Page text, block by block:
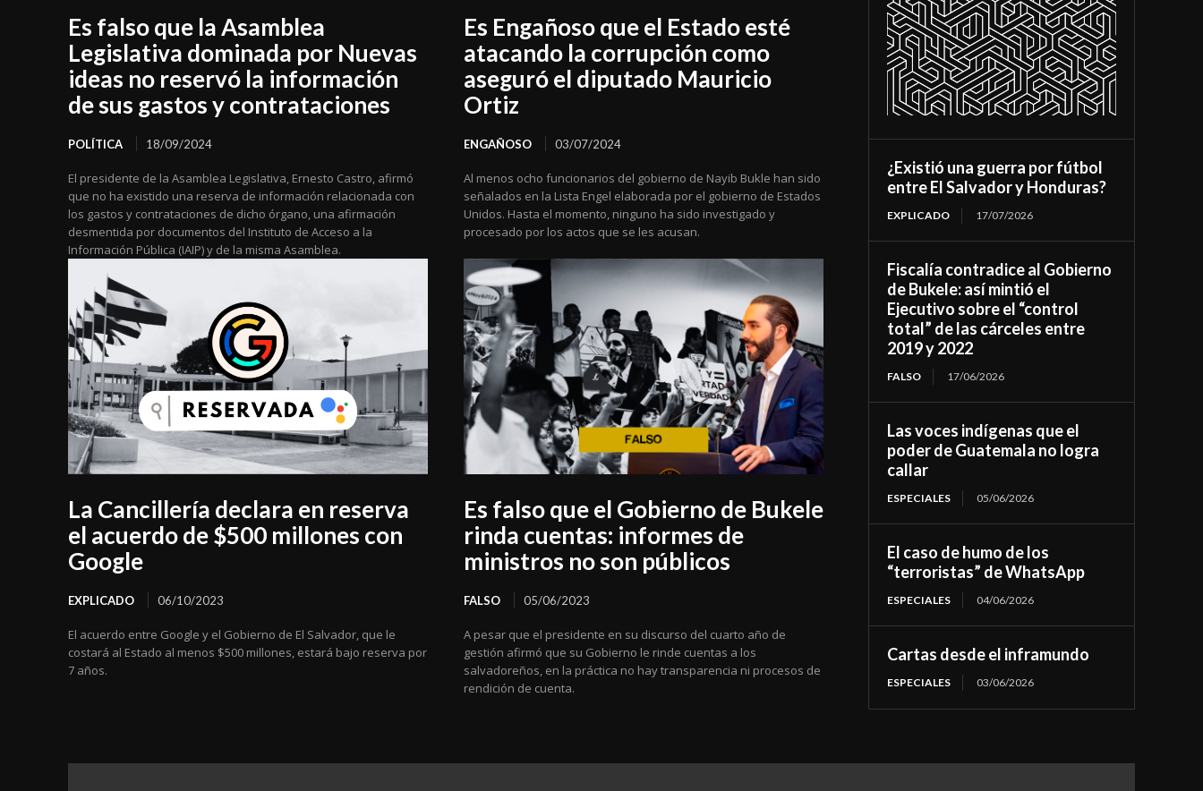
Es falso que la Asamblea
Legislativa dominada por Nuevas
ideas no reservó la información
de sus gastos y contrataciones
POLÍTICA 18/09/2024
El presidente de la Asamblea Legislativa, Ernesto Castro, afirmó
que no ha existido una reserva de información relacionada con
los gastos y contrataciones de dicho órgano, una afirmación
desmentida por documentos del Instituto de Acceso a la
Información Pública (IAIP) y de la misma Asamblea.
Es Engañoso que el Estado esté
atacando la corrupción como
aseguró el diputado Mauricio
Ortiz
ENGAÑOSO 03/07/2024
Al menos ocho funcionarios del gobierno de Nayib Bukle han sido
señalados en la Lista Engel elaborada por el gobierno de Estados
Unidos. Hasta el momento, ninguno ha sido investigado y
procesado por los actos que se les acusan.
La Cancillería declara en reserva
el acuerdo de $500 millones con
Google
EXPLICADO 06/10/2023
El acuerdo entre Google y el Gobierno de El Salvador, que le
costará al Estado al menos $500 millones, estará bajo reserva por
7 años.
Es falso que el Gobierno de Bukele
rinda cuentas: informes de
ministros no son públicos
FALSO 05/06/2023
A pesar que el presidente en su discurso del cuarto año de
gestión afirmó que su Gobierno le rinde cuentas a los
salvadoreños, en la práctica no hay transparencia ni procesos de
rendición de cuenta.
¿Existió una guerra por fútbol
entre El Salvador y Honduras?
EXPLICADO 17/07/2026
Fiscalía contradice al Gobierno
de Bukele: así mintió el
Ejecutivo sobre el “control
total” de las cárceles entre
2019 y 2022
FALSO 17/06/2026
Las voces indígenas que el
poder de Guatemala no logra
callar
ESPECIALES 05/06/2026
El caso de humo de los
“terroristas” de WhatsApp
ESPECIALES 04/06/2026
Cartas desde el inframundo
ESPECIALES 03/06/2026